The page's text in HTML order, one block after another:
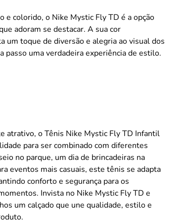
e colorido, o Nike Mystic Fly TD é a opção
adoram se destacar. A sua cor
um toque de diversão e alegria ao visual dos
passo uma verdadeira experiência de estilo.
atrativo, o Tênis Nike Mystic Fly TD Infantil
para ser combinado com diferentes
no parque, um dia de brincadeiras na
eventos mais casuais, este tênis se adapta
conforto e segurança para os
Invista no Nike Mystic Fly TD e
um calçado que une qualidade, estilo e